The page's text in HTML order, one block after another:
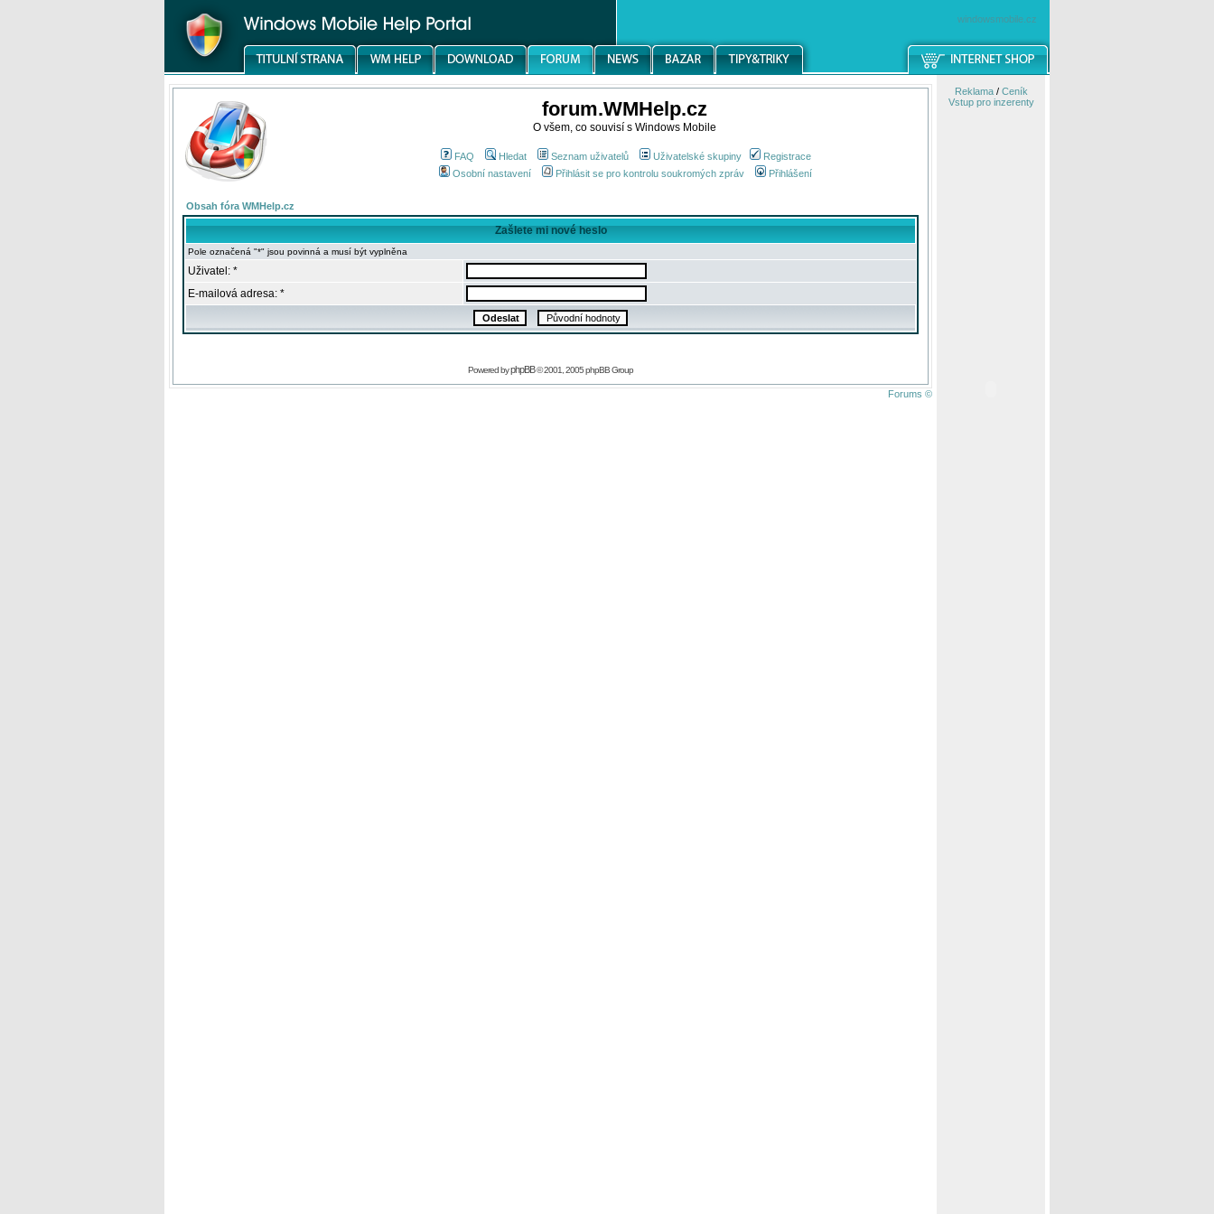
windowsmobile.cz
forum.WMHelp.cz
O všem, co souvisí s Windows Mobile
FAQ Hledat Seznam uživatelů Uživatelské skupiny
Registrace
Osobní nastavení
Přihlásit se pro kontrolu soukromých zpráv Přihlášení
Obsah fóra WMHelp.cz
Zašlete mi nové heslo
Pole označená "*" jsou povinná a musí být vyplněna
Uživatel: *
E-mailová adresa: *
Powered byphpBB© 2001, 2005 phpBB Group
Forums ©
Reklama/ Ceník
Vstup pro inzerenty